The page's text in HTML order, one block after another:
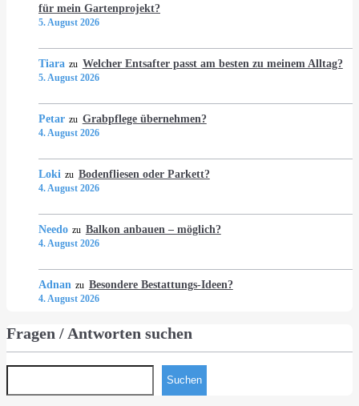
für mein Gartenprojekt?
5. August 2026
Tiara zu Welcher Entsafter passt am besten zu meinem Alltag?
5. August 2026
Petar zu Grabpflege übernehmen?
4. August 2026
Loki zu Bodenfliesen oder Parkett?
4. August 2026
Needo zu Balkon anbauen – möglich?
4. August 2026
Adnan zu Besondere Bestattungs-Ideen?
4. August 2026
Fragen / Antworten suchen
Suchen